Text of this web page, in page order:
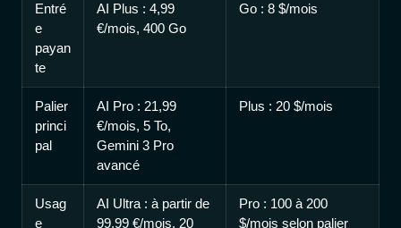
Entré
e
payan
te
AI Plus : 4,99
€/mois, 400 Go
Go : 8 $/mois
Palier
princi
pal
AI Pro : 21,99
€/mois, 5 To,
Gemini 3 Pro
avancé
Plus : 20 $/mois
Usag
e
AI Ultra : à partir de
99,99 €/mois, 20
Pro : 100 à 200
$/mois selon palier